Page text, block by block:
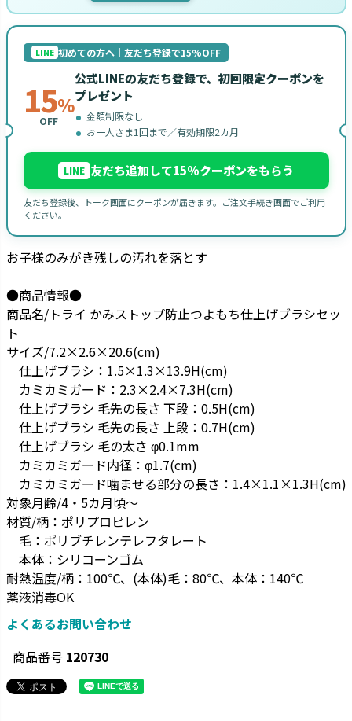
LINE 初めての方へ｜友だち登録で15%OFF
15%
OFF
公式LINEの友だち登録で、初回限定クーポンを
プレゼント
金額制限なし
お一人さま1回まで／有効期限2カ月
LINE 友だち追加して15%クーポンをもらう
友だち登録後、トーク画面にクーポンが届きます。ご注文手続き画面でご利用
ください。
お子様のみがき残しの汚れを落とす
●商品情報●
商品名/トライ かみストップ防止つよもち仕上げブラシセッ
ト
サイズ/7.2×2.6×20.6(cm)
仕上げブラシ：1.5×1.3×13.9H(cm)
カミカミガード：2.3×2.4×7.3H(cm)
仕上げブラシ 毛先の長さ 下段：0.5H(cm)
仕上げブラシ 毛先の長さ 上段：0.7H(cm)
仕上げブラシ 毛の太さ φ0.1mm
カミカミガード内径：φ1.7(cm)
カミカミガード噛ませる部分の長さ：1.4×1.1×1.3H(cm)
対象月齢/4・5カ月頃～
材質/柄：ポリプロピレン
毛：ポリブチレンテレフタレート
本体：シリコーンゴム
耐熱温度/柄：100℃、(本体)毛：80℃、本体：140℃
薬液消毒OK
よくあるお問い合わせ
商品番号 120730